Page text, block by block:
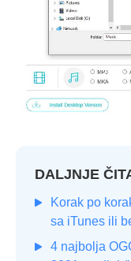
DALJNJE
Korak po
sa iTunes ili
4 najbolja